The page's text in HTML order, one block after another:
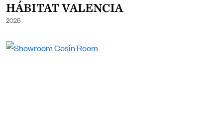
HÁBITAT VALENCIA
2025